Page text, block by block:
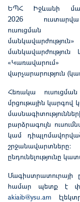
ԵՊՀ Իջևանի
2026
ուսուցման
«Կառավարում»
վարչարարություն
Հեռակա
մրցութային կարգով
բարձրագույն
կամ
ընդունելությունը
Մագիստրատուրայի
համար պետք է
akiaib@ysu.am